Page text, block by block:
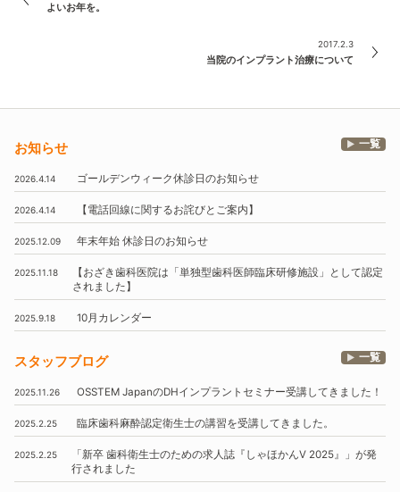
よいお年を。
2017.2.3
当院のインプラント治療について
お知らせ 一覧
2026.4.14 ゴールデンウィーク休診日のお知らせ
2026.4.14 【電話回線に関するお詫びとご案内】
2025.12.09 年末年始 休診日のお知らせ
2025.11.18 【おざき歯科医院は 「単独型歯科医師臨床研修施設」
として認定
されました】
2025.9.18 10月 カレンダー
スタッフブログ 一覧
2025.11.26 OSSTEM JapanのDHインプラントセミナー受講してきました！
2025.2.25 臨床歯科麻酔認定衛生士の講習を受講してきました。
2025.2.25 「新卒 歯科衛生士のための求人誌『しゃほかんV 2025』」 が発
行されました